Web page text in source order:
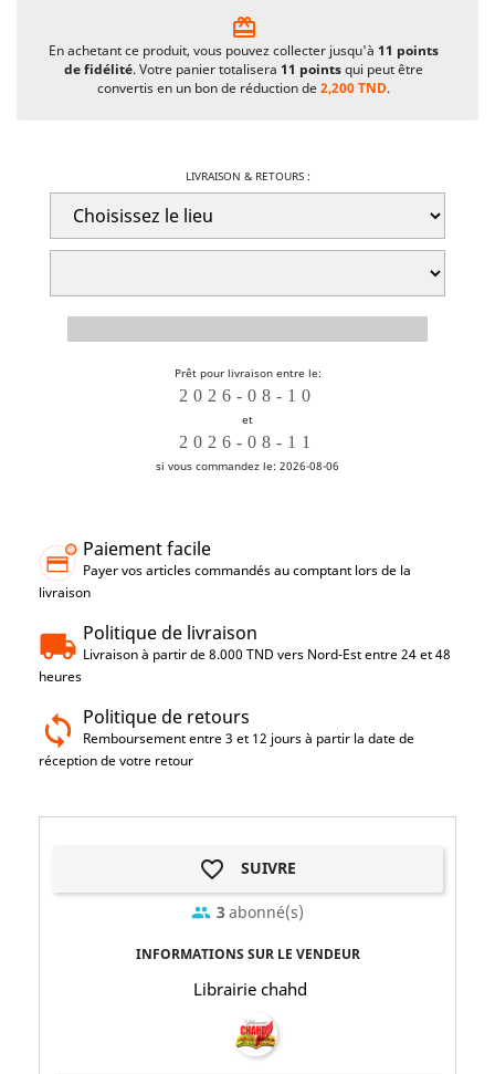
card_giftcard
En achetant ce produit, vous pouvez collecter jusqu'à 11 points
de fidélité. Votre panier totalisera 11 pointsqui peut être
convertis en un bon de réduction de2,200 TND.
LIVRAISON & RETOURS :
Prêt pour livraison entre le:
et
si vous commandez le: 2026-08-06
Paiement facile
Payer vos articles commandés au comptant lors de la
livraison
Politique de livraison
Livraison à partir de 8.000 TND vers Nord-Est entre 24 et 48
heures
Politique de retours
Remboursement entre 3 et 12 jours à partir la date de
réception de votre retour
favorite_border SUIVRE
group 3 abonné(s)
INFORMATIONS SUR LE VENDEUR
Librairie chahd